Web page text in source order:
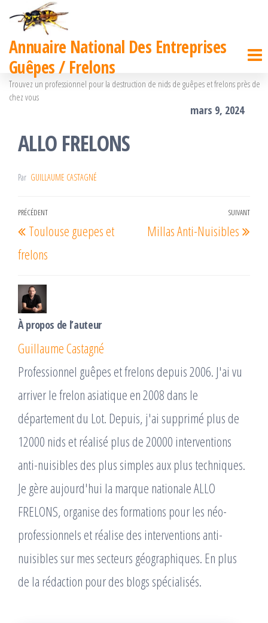
Passer
contenu
Annuaire National Des Entreprises
Guêpes / Frelons
Trouvez un professionnel pour la destruction de nids de guêpes et frelons près de
chez vous
mars 9, 2024
ALLO FRELONS
Par GUILLAUME CASTAGNÉ
Navigation
de
l’article
Article
précédent
PRÉCÉDENT
Toulouse guepes et
frelons
SUIVANT
Millas Anti-Nuisibles
À propos de l’auteur
Guillaume Castagné
Professionnel guêpes et frelons depuis 2006. J'ai vu
arriver le frelon asiatique en 2008 dans le
département du Lot. Depuis, j'ai supprimé plus de
12000 nids et réalisé plus de 20000 interventions
anti-nuisibles des plus simples aux plus techniques.
Je gère aujourd'hui la marque nationale ALLO
FRELONS, organise des formations pour les néo-
professionnels et réalise des interventions anti-
nuisibles sur mes secteurs géographiques. En plus
de la rédaction pour des blogs spécialisés.